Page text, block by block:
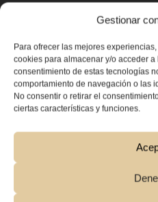
Gestionar
Para ofrecer las mejores
cookies para almacenar y/o acceder
consentimiento de estas tecnologías
comportamiento de navegación o las
No consentir o retirar el
ciertas características y funciones.